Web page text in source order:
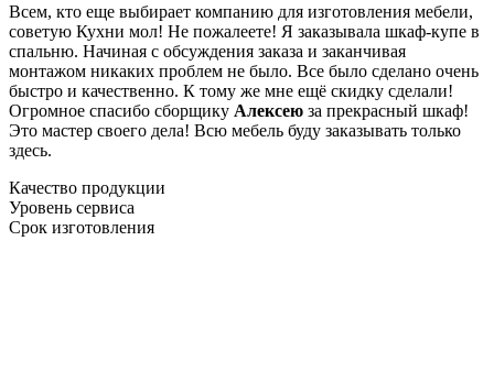
Всем, кто еще выбирает компанию для изготовления мебели,
советую Кухни мол! Не пожалеете! Я заказывала шкаф-купе в
спальню. Начиная с обсуждения заказа и заканчивая
монтажом никаких проблем не было. Все было сделано очень
быстро и качественно. К тому же мне ещё скидку сделали!
Огромное спасибо сборщику Алексею за прекрасный шкаф!
Это мастер своего дела! Всю мебель буду заказывать только
здесь.
Качество продукции
Уровень сервиса
Срок изготовления